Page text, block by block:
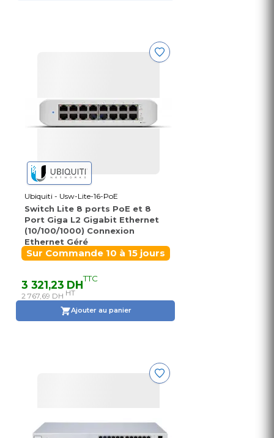
Ubiquiti - Usw-Lite-16-PoE
Switch Lite 8 ports PoE et 8
Port Giga L2 Gigabit Ethernet
(10/100/1000) Connexion
Ethernet Géré
Sur Commande 10 à 15 jours
3 321,23 DHTTC
2 767,69 DH HT
Ajouter au panier